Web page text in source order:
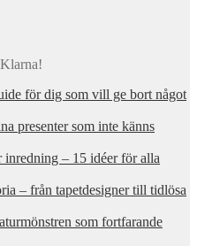
för dig som vill ge bort något
presenter som inte känns
inredning – 15 idéer för alla
– från tapetdesigner till tidlösa
som fortfarande